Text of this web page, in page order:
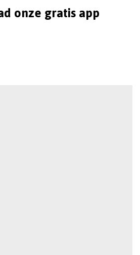
onze gratis app